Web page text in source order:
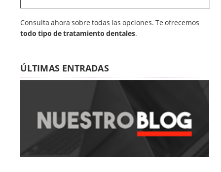
Consulta ahora sobre todas las opciones. Te ofrecemos
todo tipo de tratamiento dentales.
ÚLTIMAS ENTRADAS